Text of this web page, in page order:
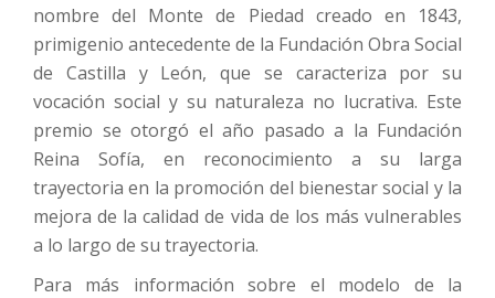
nombre del Monte de Piedad creado en 1843,
primigenio antecedente de la Fundación Obra Social
de Castilla y León, que se caracteriza por su
vocación social y su naturaleza no lucrativa. Este
premio se otorgó el año pasado a la Fundación
Reina Sofía, en reconocimiento a su larga
trayectoria en la promoción del bienestar social y la
mejora de la calidad de vida de los más vulnerables
a lo largo de su trayectoria.
Para más información sobre el modelo de la